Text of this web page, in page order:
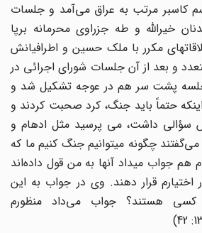
کاسبر مرتب به عراق می‌آمد و جلسات
خیرالله و طه جزراوی محرمانه برپا
مکرر با ملک حسین و اطرافیانش
و بعد از آن جلسات شورای اجرائی در
پشت سر هم در عوجه تشکیل شد و
حتماً باید جنگ، کرد صحبت کردند و
داشت، می پرسید مثل ادهام و
چگونه میتوانیم جنگ کنیم ما که
هم جواب میداد آنها به من قول داده‌اند
قرار دهند. وی در جواب به این
هستند؟ جواب می‌داد منظورم